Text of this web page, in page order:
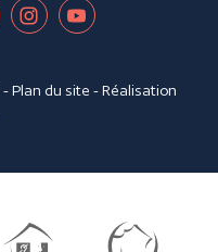
-Plan du site - Réalisation